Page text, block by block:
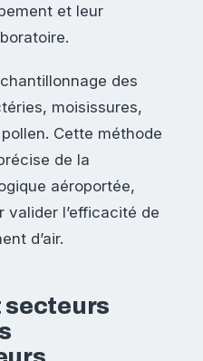
et leur
des
moisissures,
Cette méthode
de la
aéroportée,
l’efficacité de
d’air.